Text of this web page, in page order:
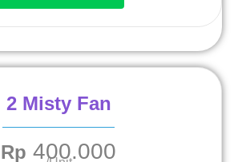
2 Misty Fan
Rp 400.000